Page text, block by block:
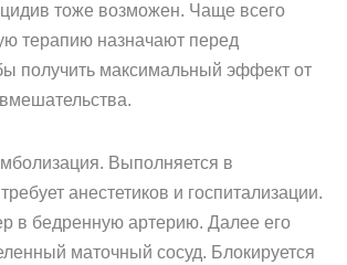
тоже возможен. Чаще всего
терапию назначают перед
получить максимальный эффект от
Выполняется в
анестетиков и госпитализации.
в бедренную артерию. Далее его
маточный сосуд. Блокируется